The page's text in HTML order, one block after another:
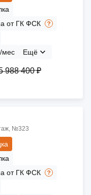
от ГК ФСК
мес
Ещё
988 400 ₽
№323
от ГК ФСК